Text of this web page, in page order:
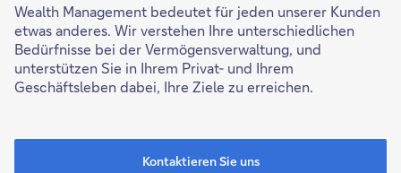
Wealth Management bedeutet für jeden unserer Kunden
etwas anderes. Wir verstehen Ihre unterschiedlichen
Bedürfnisse bei der Vermögensverwaltung, und
unterstützen Sie in Ihrem Privat- und Ihrem
Geschäftsleben dabei, Ihre Ziele zu erreichen.
Kontaktieren Sie uns